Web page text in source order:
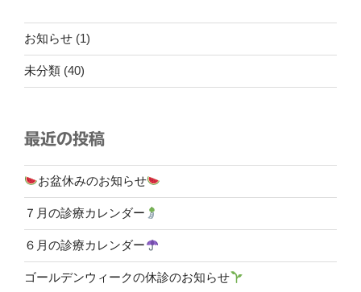
お知らせ (1)
未分類 (40)
最近の投稿
お盆休みのお知らせ
７月の診療カレンダー
６月の診療カレンダー
ゴールデンウィークの休診のお知らせ